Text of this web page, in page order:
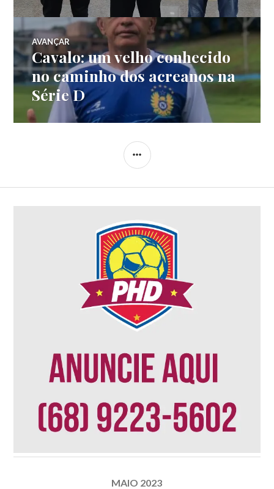
AVANÇAR
Cavalo: um velho conhecido
no caminho dos acreanos na
Série D
MAIO 2023